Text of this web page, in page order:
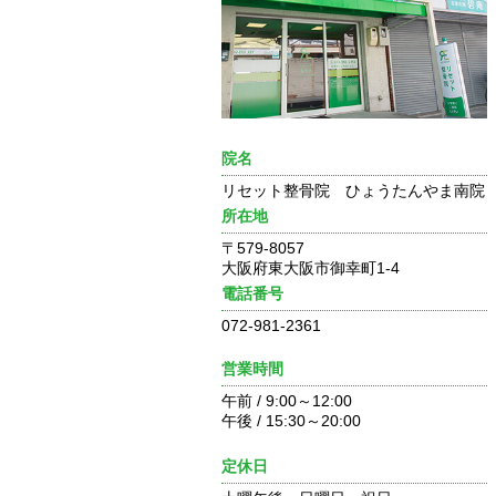
院名
リセット整骨院 ひょうたんやま南院
所在地
〒579-8057
大阪府東大阪市御幸町1-4
電話番号
072-981-2361
営業時間
午前 / 9:00～12:00
午後 / 15:30～20:00
定休日